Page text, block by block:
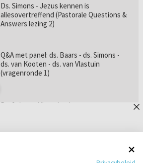
Ds. Simons - Jezus kennen is
allesovertreffend (Pastorale Questions &
Answers lezing 2)
Q&A met panel: ds. Baars - ds. Simons -
ds. van Kooten - ds. van Vlastuin
(vragenronde 1)
Prof. dr. van Vlastuin - Is